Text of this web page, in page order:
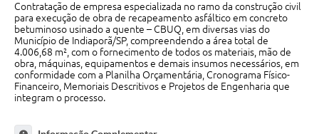
Projetos
Contas Públicas
Links
Serviços Online
Transparência
Contratação de empresa especializada no ramo da construção civil
para execução de obra de recapeamento asfáltico em concreto
betuminoso usinado a quente – CBUQ, em diversas vias do
Município de Indiaporã/SP, compreendendo a área total de
4.006,68 m², com o fornecimento de todos os materiais, mão de
obra, máquinas, equipamentos e demais insumos necessários, em
conformidade com a Planilha Orçamentária, Cronograma Físico-
Financeiro, Memoriais Descritivos e Projetos de Engenharia que
integram o processo.